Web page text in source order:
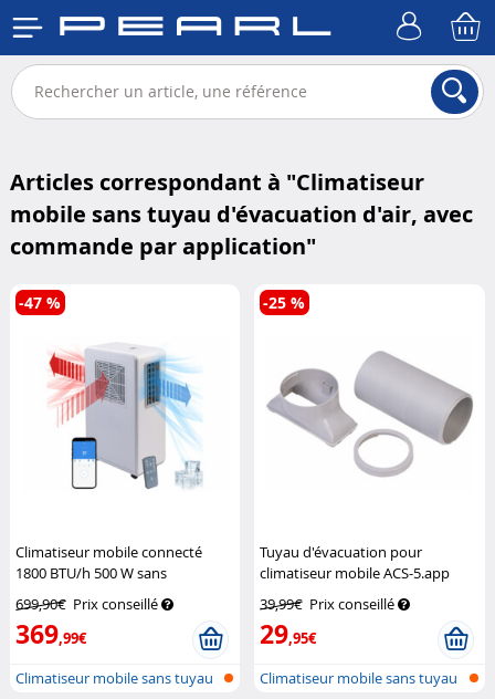
Articles correspondant à "Climatiseur
mobile sans tuyau d'évacuation d'air, avec
commande par application"
Climatiseur mobile connecté
1800 BTU/h 500 W sans
évacuation ACS-5.app Sichler
Haushaltsgeräte
699,90€ Prix conseillé
369,99€
-47 %
Climatiseur mobile sans tuyau
Tuyau d'évacuation pour
climatiseur mobile ACS-5.app
Sichler Haushaltsgeräte
39,99€ Prix conseillé
29,95€
-25 %
Climatiseur mobile sans tuyau